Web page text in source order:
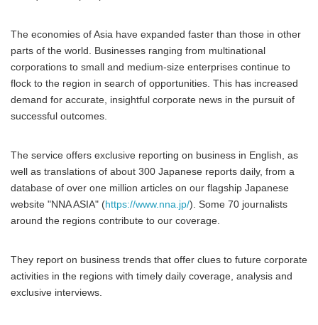
The economies of Asia have expanded faster than those in other
parts of the world. Businesses ranging from multinational
corporations to small and medium-size enterprises continue to
flock to the region in search of opportunities. This has increased
demand for accurate, insightful corporate news in the pursuit of
successful outcomes.
The service offers exclusive reporting on business in English, as
well as translations of about 300 Japanese reports daily, from a
database of over one million articles on our flagship Japanese
website "NNA ASIA" (https://www.nna.jp/). Some 70 journalists
around the regions contribute to our coverage.
They report on business trends that offer clues to future corporate
activities in the regions with timely daily coverage, analysis and
exclusive interviews.